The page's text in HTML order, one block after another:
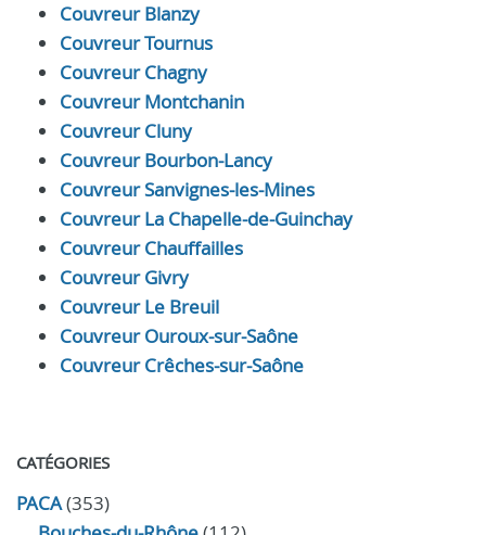
Couvreur Blanzy
Couvreur Tournus
Couvreur Chagny
Couvreur Montchanin
Couvreur Cluny
Couvreur Bourbon-Lancy
Couvreur Sanvignes-les-Mines
Couvreur La Chapelle-de-Guinchay
Couvreur Chauffailles
Couvreur Givry
Couvreur Le Breuil
Couvreur Ouroux-sur-Saône
Couvreur Crêches-sur-Saône
CATÉGORIES
PACA(353)